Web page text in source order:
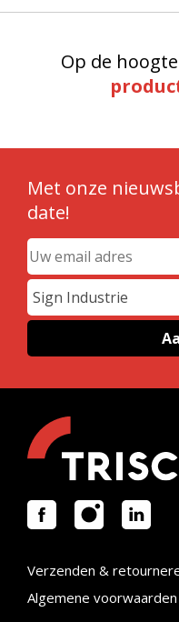
Op de
Met onze
date!
Verzenden &
Algemene voorwaarden